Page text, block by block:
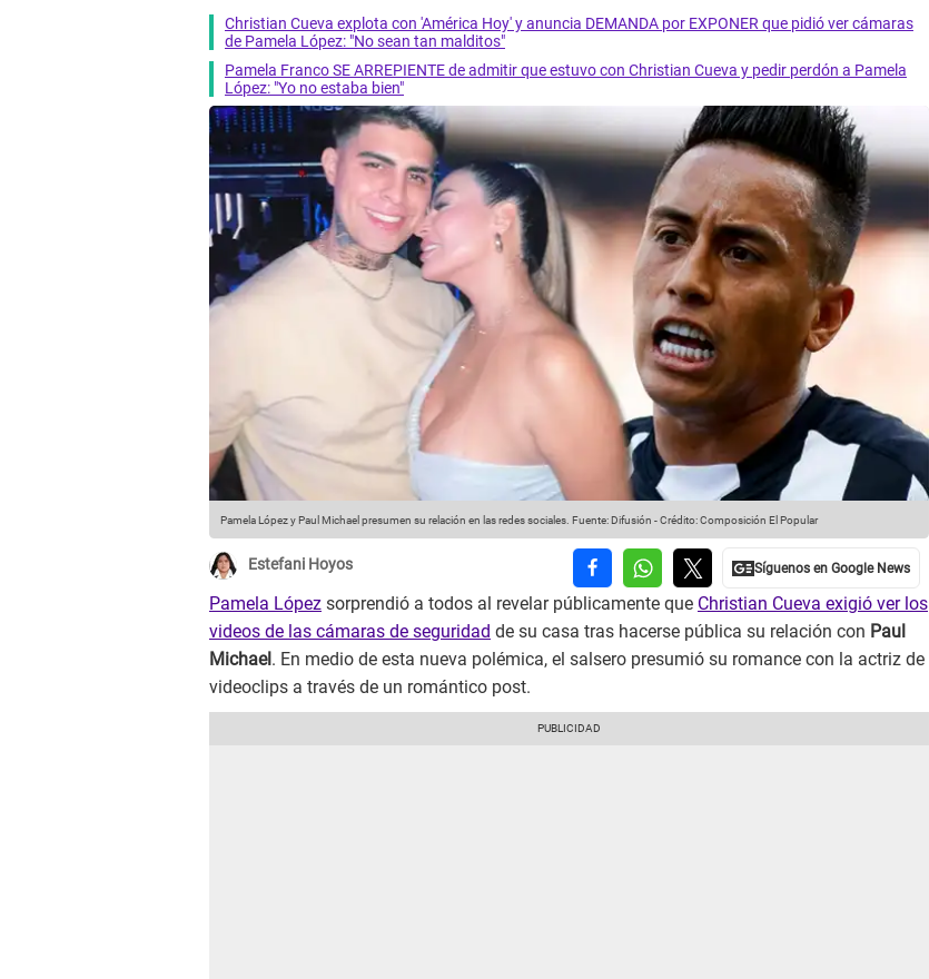
Christian Cueva explota con 'América Hoy' y anuncia DEMANDA por EXPONER que pidió ver cámaras
de Pamela López: "No sean tan malditos"
Pamela Franco SE ARREPIENTE de admitir que estuvo con Christian Cueva y pedir perdón a Pamela
López: "Yo no estaba bien"
Pamela López y Paul Michael presumen su relación en las redes sociales. Fuente: Difusión -Crédito: Composición El Popular
Estefani Hoyos
Pamela López sorprendió a todos al revelar públicamente que Christian Cueva exigió ver los
videos de las cámaras de seguridad de su casa tras hacerse pública su relación con Paul
Michael . En medio de esta nueva polémica, el salsero presumió su romance con la actriz de
videoclips a través de un romántico post.